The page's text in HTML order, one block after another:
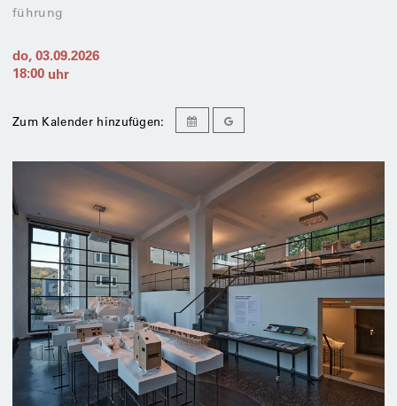
führung
do, 03.09.2026
18:00 uhr
Zum Kalender hinzufügen: